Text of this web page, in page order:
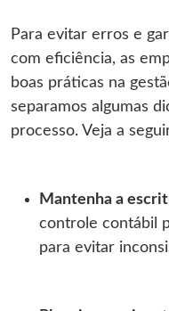
Para evitar erros e
com eficiência, as
boas práticas na
separamos algumas
processo. Veja a
Mantenha a
controle contábil
para evitar